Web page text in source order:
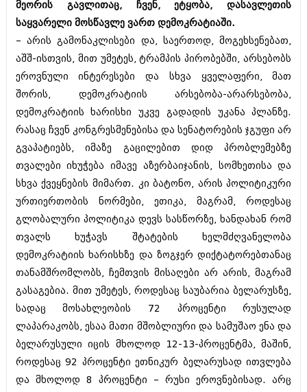
მეორის გავლითაც, ჩვენ, ეტყობა, დასავლეთის
საყვარელი მოსწავლე ვართ დემოკრატიაში.
– არის გამონაკლისები და, საერთოდ, მოგეხსენებათ,
აშშ-ისთვის, მით უმეტეს, ტრამპის პირობებში, არსებობს
ეროვნული ინტერესები და სხვა ყველაფერი, მათ
შორის, დემოკრატიის არსებობა-არარსებობა,
დემოკრატიის ხარისხი უკვე გადადის უკანა პლანზე.
რასაც ჩვენ კონგრესმენებისა და სენატორების ჯგუფი არ
გვაპატიებს, იმაზე გაცილებით დიდ პრობლემებზე
თვალები იხუჭება იმავე აზერბაიჯანის, სომხეთისა და
სხვა ქვეყნების მიმართ. კი ბატონო, არის პოლიტიკური
ურთიერთობის ნორმები, ეთიკა, მაგრამ, როდესაც
გლობალური პოლიტიკა დევს სასწორზე, ხანდახან რომ
თვალს ხუჭავს შტატების ხელმძღვანელობა
დემოკრატიის ხარისხზე და ზოგჯერ დიქტატორებთანაც
თანამშრომლობს, ჩემთვის მისაღები არ არის, მაგრამ
გასაგებია. მით უმეტეს, როდესაც საუბარია ბელარუსზე,
სადაც მოსახლეობის 72 პროცენტი რუსულად
ლაპარაკობს, ესაა მათი მშობლიური და სამუშაო ენა და
ბელარუსული იცის მხოლოდ 12-13-პროცენტმა, მაშინ,
როდესაც 92 პროცენტი ეთნიკურ ბელარუსად ითვლება
და მხოლოდ 8 პროცენტი – რუსი ეროვნებისად. არც